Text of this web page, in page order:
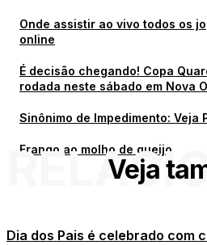
Onde assistir ao vivo todos os
online
É decisão chegando! Copa
rodada neste sábado em Nova
Sinônimo de Impedimento: Veja
Frango ao molho de queijo
Veja
Dia dos Pais é celebrado com